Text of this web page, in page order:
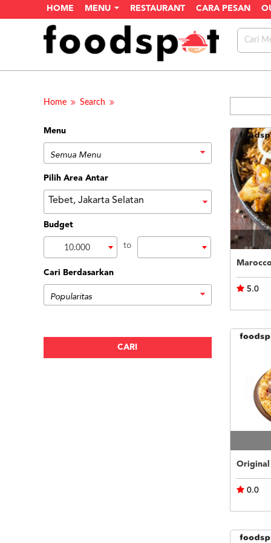
HOME MENU RESTAURANT CARA PESAN
Home Search
Menu
Pilih Area Antar
Tebet, Jakarta Selatan
Budget
10.000 to
Cari Berdasarkan
5.0
0.0